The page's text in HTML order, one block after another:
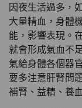
因夜生活過多，
大量精血，身體
能，影響表現。
就會形成氣血不
氣給身體各個器
要多注意肝腎問
補腎、益精、養